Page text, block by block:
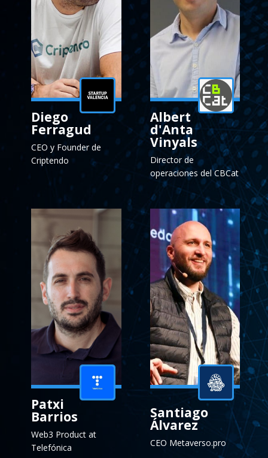
Diego
Ferragud
CEO y Founder de
Criptendo
Albert
d'Anta
Vinyals
Director de
operaciones del CBCat
Patxi
Barrios
Web3 Product at
Telefónica
Santiago
Álvarez
CEO Metaverso.pro